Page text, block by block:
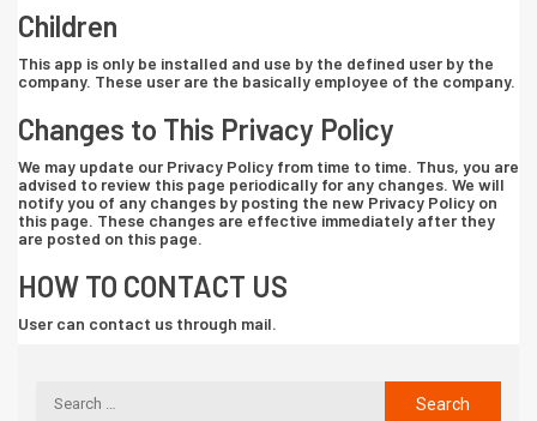
Children
This app is only be installed and use by the defined user by the
company. These user are the basically employee of the company.
Changes to This Privacy Policy
We may update our Privacy Policy from time to time. Thus, you are
advised to review this page periodically for any changes. We will
notify you of any changes by posting the new Privacy Policy on
this page. These changes are effective immediately after they
are posted on this page.
HOW TO CONTACT US
User can contact us through mail.